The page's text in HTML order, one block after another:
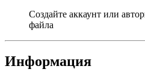
Создайте аккаунт или
файла
Информация